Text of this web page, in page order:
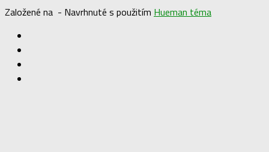
Založené na - Navrhnuté s použitím Hueman téma